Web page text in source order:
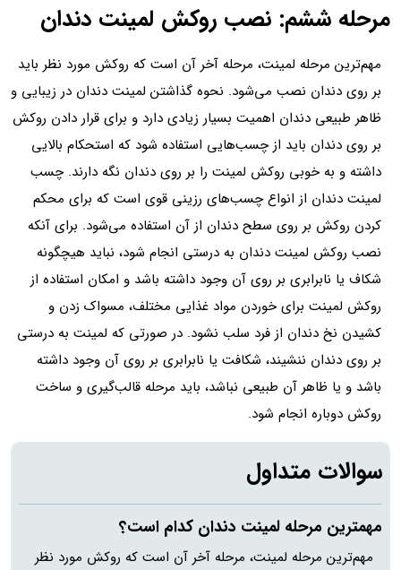
مرحله ششم: نصب روکش لمینت دندان
مهم‌ترین مرحله لمینت، مرحله آخر آن است که روکش مورد نظر باید
بر روی دندان نصب می‌شود. نحوه گذاشتن لمینت دندان در زیبایی و
ظاهر طبیعی دندان اهمیت بسیار زیادی دارد و برای قرار دادن روکش
بر روی دندان باید از چسب‌هایی استفاده شود که استحکام بالایی
داشته و به خوبی روکش لمینت را بر روی دندان نگه دارند. چسب
لمینت دندان از انواع چسب‌های رزینی قوی است که برای محکم
کردن روکش بر روی سطح دندان از آن‌ استفاده می‌شود. برای آنکه
نصب روکش لمینت دندان به درستی انجام شود، نباید هیچگونه
شکاف یا نابرابری بر روی آن وجود داشته باشد و امکان استفاده از
روکش لمینت برای خوردن مواد غذایی مختلف، مسواک زدن و
کشیدن نخ دندان از فرد سلب نشود. در صورتی که لمینت به درستی
بر روی دندان ننشیند، شکافت یا نابرابری بر روی آن وجود داشته
باشد و یا ظاهر آن طبیعی نباشد، باید مرحله قالب‌گیری و ساخت
روکش دوباره انجام شود.
سوالات متداول
مهمترین مرحله لمینت دندان کدام است؟
مهم‌ترین مرحله لمینت، مرحله آخر آن است که روکش مورد نظر